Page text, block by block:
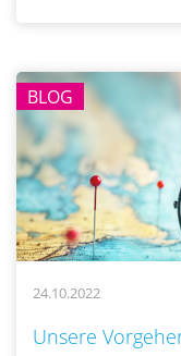
BLOG
24.10.2022
Unsere